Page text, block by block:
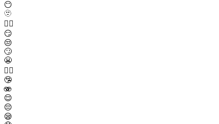
😶
🫥
😶‍🌫️
😏
😒
🙄
😬
😮‍💨
🤥
🫨
😌
😔
😪